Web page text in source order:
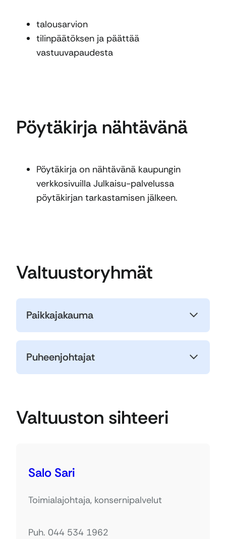
talousarvion
tilinpäätöksen ja päättää
vastuuvapaudesta
Pöytäkirja nähtävänä
Pöytäkirja on nähtävänä kaupungin
verkkosivuilla Julkaisu-palvelussa
pöytäkirjan tarkastamisen jälkeen.
Valtuustoryhmät
Paikkajakauma
Puheenjohtajat
Valtuuston sihteeri
Salo Sari
Toimialajohtaja, konsernipalvelut
Puh. 044 534 1962